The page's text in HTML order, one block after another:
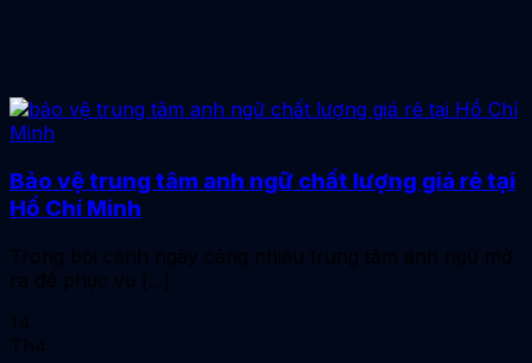
Bảo vệ trung tâm anh ngữ chất lượng giá rẻ tại
Hồ Chí Minh
Trong bối cảnh ngày càng nhiều trung tâm anh ngữ mở
ra để phục vụ [...]
14
Th4